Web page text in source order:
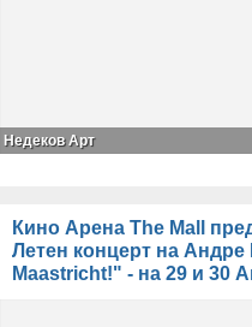
Недеков Арт
Кино Арена The Mall
Летен концерт на Андре
Maastricht!" - на 29 и 30